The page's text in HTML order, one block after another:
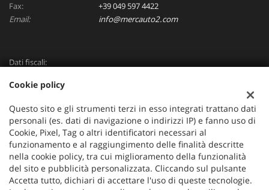
Fax:
+39 049 597 4422
Email:
info@mercauto2.com
Dati fiscali:
Via Nazionale, 171 PD - 36056 Tezze sul Brenta
Registro delle imprese:PD
Cookie policy
Questo sito e gli strumenti terzi in esso integrati trattano dati
personali (es. dati di navigazione o indirizzi IP) e fanno uso di
Cookie, Pixel, Tag o altri identificatori necessari al
funzionamento e al raggiungimento delle finalità descritte
nella cookie policy, tra cui miglioramento della funzionalità
del sito e pubblicità personalizzata. Cliccando sul pulsante
Accetta tutto, dichiari di accettare l'uso di queste tecnologie.